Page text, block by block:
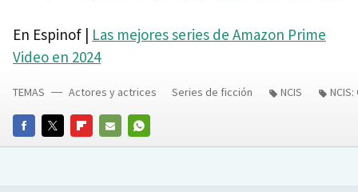
En Espinof | Las mejores series de Amazon Prime
Video en 2024
FACEBOOKTWITTERFLIPBOARD
E-
WHATSAPP
TEMAS Actores y actrices Series de ficción NCIS